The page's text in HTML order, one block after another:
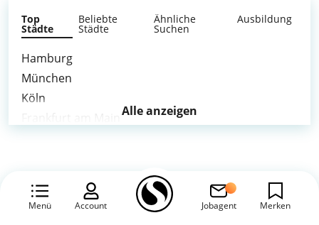
Menü Account Jobagent Merken
Top
Städte
Beliebte
Städte
Ähnliche
Suchen
Ausbildung
Hamburg
München
Köln
Essen
Alle anzeigen